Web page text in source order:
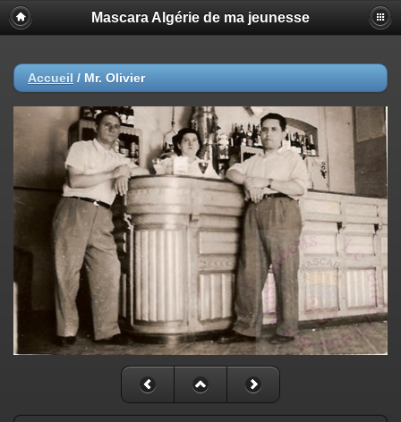
Mascara Algérie de ma jeunesse
Accueil / Mr. Olivier